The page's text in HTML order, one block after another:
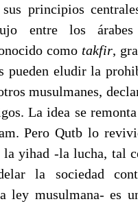
principios
entre los
como takfir,
pueden eludir la
musulmanes,
La idea se
Pero Qutb lo
la yihad -la lucha, tal
la sociedad
ley musulmana- es